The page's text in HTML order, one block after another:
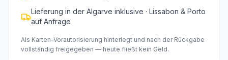
Lieferung in der Algarve inklusive · Lissabon & Porto
auf Anfrage
Als Karten-Vorautorisierung hinterlegt und nach der Rückgabe
vollständig freigegeben — heute fließt kein Geld.